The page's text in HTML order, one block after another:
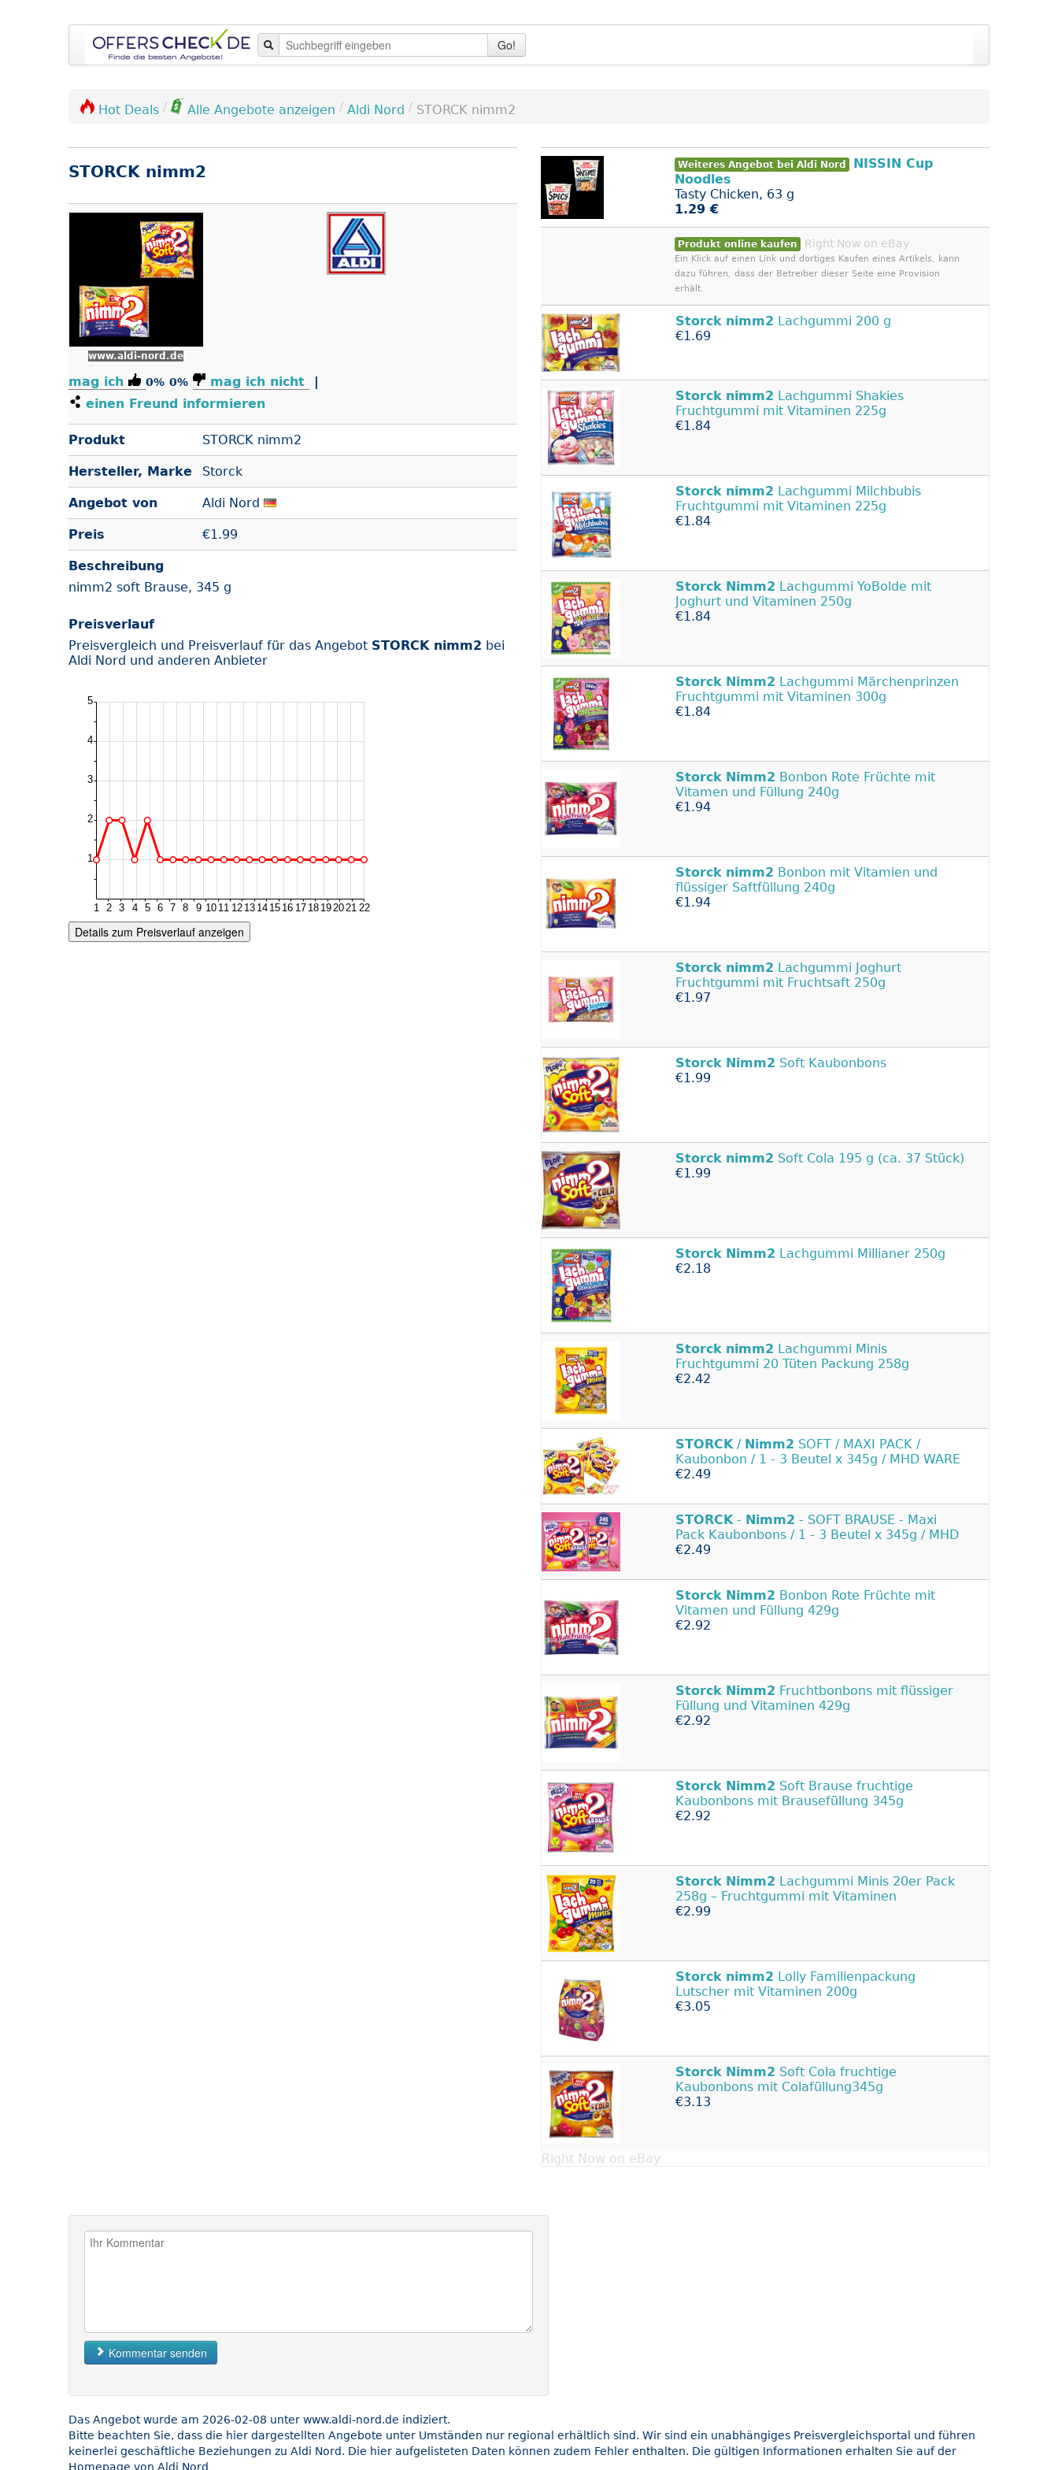
Go!
Hot Deals / Alle Angebote anzeigen / Aldi Nord / STORCK nimm2
STORCK nimm2
www.aldi-nord.de
mag ich 0% 0% mag ich nicht
|
einen Freund informieren
Produkt STORCK nimm2
Hersteller, Marke Storck
Angebot von Aldi Nord
Preis €1.99
Beschreibung
nimm2 soft Brause, 345 g
Preisverlauf
Preisvergleich und Preisverlauf für das Angebot STORCK nimm2 bei
Aldi Nord und anderen Anbieter
Details zum Preisverlauf anzeigen
Weiteres Angebot bei Aldi Nord
NISSIN Cup
Noodles
Tasty Chicken, 63 g
1.29 €
Produkt online kaufen Right Now on eBay
Ein Klick auf einen Link und dortiges Kaufen eines Artikels, kann
dazu führen, dass der Betreiber dieser Seite eine Provision
erhält.
Storck nimm2 Lachgummi 200 g
€1.69
Storck nimm2 Lachgummi Shakies
Fruchtgummi mit Vitaminen 225g
€1.84
Storck nimm2 Lachgummi Milchbubis
Fruchtgummi mit Vitaminen 225g
€1.84
Storck Nimm2 Lachgummi YoBolde mit
Joghurt und Vitaminen 250g
€1.84
Storck Nimm2 Lachgummi Märchenprinzen
Fruchtgummi mit Vitaminen 300g
€1.84
Storck Nimm2 Bonbon Rote Früchte mit
Vitamen und Füllung 240g
€1.94
Storck nimm2 Bonbon mit Vitamien und
flüssiger Saftfüllung 240g
€1.94
Storck nimm2 Lachgummi Joghurt
Fruchtgummi mit Fruchtsaft 250g
€1.97
Storck Nimm2 Soft Kaubonbons
€1.99
Storck nimm2 Soft Cola 195 g (ca. 37 Stück)
€1.99
Storck Nimm2 Lachgummi Millianer 250g
€2.18
Storck nimm2 Lachgummi Minis
Fruchtgummi 20 Tüten Packung 258g
€2.42
STORCK / Nimm2 SOFT / MAXI PACK /
Kaubonbon / 1 - 3 Beutel x 345g / MHD WARE
€2.49
STORCK- Nimm2 - SOFT BRAUSE - Maxi
Pack Kaubonbons / 1 - 3 Beutel x 345g / MHD
€2.49
Storck Nimm2 Bonbon Rote Früchte mit
Vitamen und Füllung 429g
€2.92
Storck Nimm2 Fruchtbonbons mit flüssiger
Füllung und Vitaminen 429g
€2.92
Storck Nimm2 Soft Brause fruchtige
Kaubonbons mit Brausefüllung 345g
€2.92
Storck Nimm2 Lachgummi Minis 20er Pack
258g – Fruchtgummi mit Vitaminen
€2.99
Storck nimm2 Lolly Familienpackung
Lutscher mit Vitaminen 200g
€3.05
Storck Nimm2 Soft Cola fruchtige
Kaubonbons mit Colafüllung345g
€3.13
Right Now on eBay
Kommentar senden
Das Angebot wurde am 2026-02-08 unter www.aldi-nord.de indiziert.
Bitte beachten Sie, dass die hier dargestellten Angebote unter Umständen nur regional erhältlich sind. Wir sind ein unabhängiges Preisvergleichsportal und führen
keinerlei geschäftliche Beziehungen zu Aldi Nord. Die hier aufgelisteten Daten können zudem Fehler enthalten. Die gültigen Informationen erhalten Sie auf der
Homepage von Aldi Nord